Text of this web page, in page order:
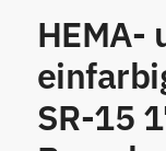
HEMA-
SR-15